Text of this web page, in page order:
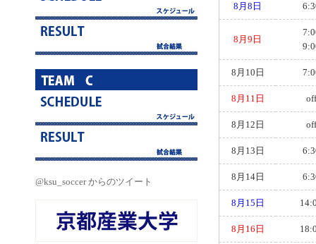
@ksu_soccer からのツイート
8月8日
8月9日
8月10日
8月11日 off
8月12日 off
8月13日
8月14日
8月15日
8月16日